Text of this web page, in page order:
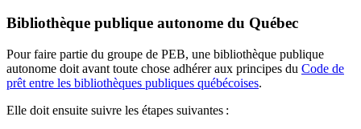
Bibliothèque publique autonome du Québec
Pour faire partie du groupe de PEB, une bibliothèque publique
autonome doit avant toute chose adhérer aux principes du Code de
prêt entre les bibliothèques publiques québécoises.
Elle doit ensuite suivre les étapes suivantes :